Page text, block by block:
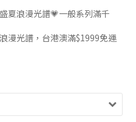
夏浪漫光譜💗一般系列滿千
漫光譜，台港澳滿$1999免運